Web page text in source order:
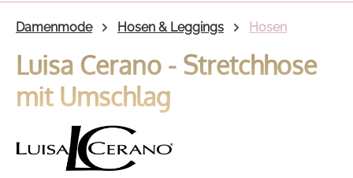
Damenmode Hosen & Leggings Hosen
Luisa Cerano - Stretchhose
mit Umschlag